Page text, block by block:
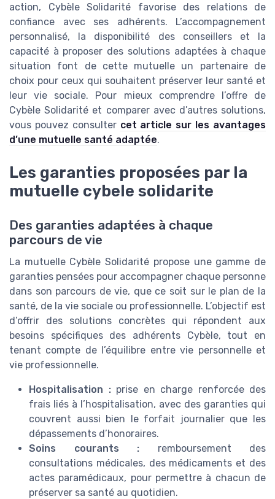
action, Cybèle Solidarité favorise des relations de
confiance avec ses adhérents. L’accompagnement
personnalisé, la disponibilité des conseillers et la
capacité à proposer des solutions adaptées à chaque
situation font de cette mutuelle un partenaire de
choix pour ceux qui souhaitent préserver leur santé et
leur vie sociale. Pour mieux comprendre l’offre de
Cybèle Solidarité et comparer avec d’autres solutions,
vous pouvez consulter cet article sur les avantages
d’une mutuelle santé adaptée.
Les garanties proposées par la
mutuelle cybele solidarite
Des garanties adaptées à chaque
parcours de vie
La mutuelle Cybèle Solidarité propose une gamme de
garanties pensées pour accompagner chaque personne
dans son parcours de vie, que ce soit sur le plan de la
santé, de la vie sociale ou professionnelle. L’objectif est
d’offrir des solutions concrètes qui répondent aux
besoins spécifiques des adhérents Cybèle, tout en
tenant compte de l’équilibre entre vie personnelle et
vie professionnelle.
Hospitalisation :prise en charge renforcée des
frais liés à l’hospitalisation, avec des garanties qui
couvrent aussi bien le forfait journalier que les
dépassements d’honoraires.
Soins courants : remboursement des
consultations médicales, des médicaments et des
actes paramédicaux, pour permettre à chacun de
préserver sa santé au quotidien.